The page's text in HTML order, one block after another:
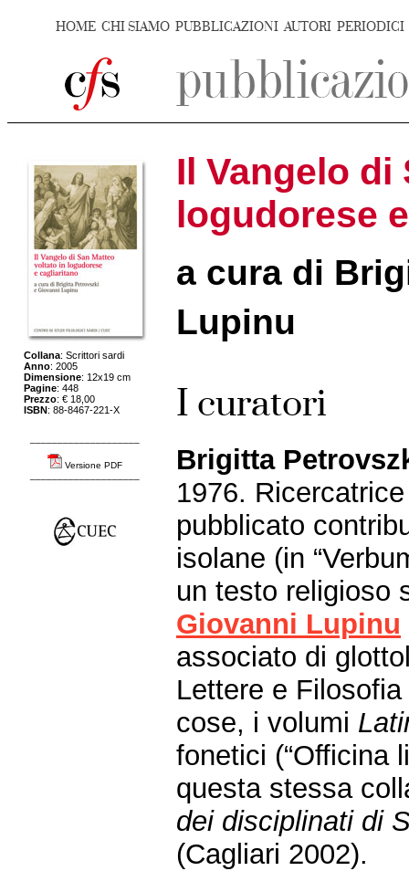
HOME CHI SIAMO PUBBLICAZIONI AUTORI PERIODICI
Collana: Scrittori sardi
Anno: 2005
Dimensione: 12x19 cm
Pagine: 448
Prezzo: € 18,00
ISBN: 88-8467-221-X
Versione PDF
Il Vangelo di
logudorese
a cura di
Lupinu
I curatori
Brigitta
1976.
pubblicato
isolane (in
un testo religioso
Giovanni Lupinu
associato di
Lettere e
cose, i volumi
fonetici (“Officina
questa stessa
dei disciplinati di
(Cagliari 2002).